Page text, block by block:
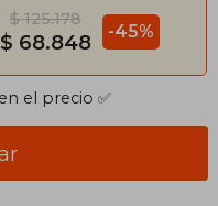
$ 125.178
$ 68.848 -45%
el precio ✅